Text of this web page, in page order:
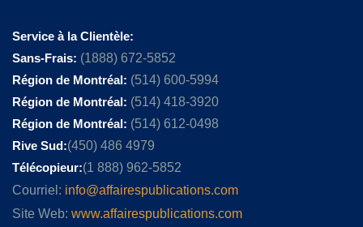
Service à la Clientèle:
Sans-Frais: (1888) 672-5852
Région de Montréal: (514) 600-5994
Région de Montréal: (514) 418-3920
Région de Montréal: (514) 612-0498
Rive Sud:(450) 486 4979
Télécopieur:(1 888) 962-5852
Courriel: info@affairespublications.com
Site Web: www.affairespublications.com